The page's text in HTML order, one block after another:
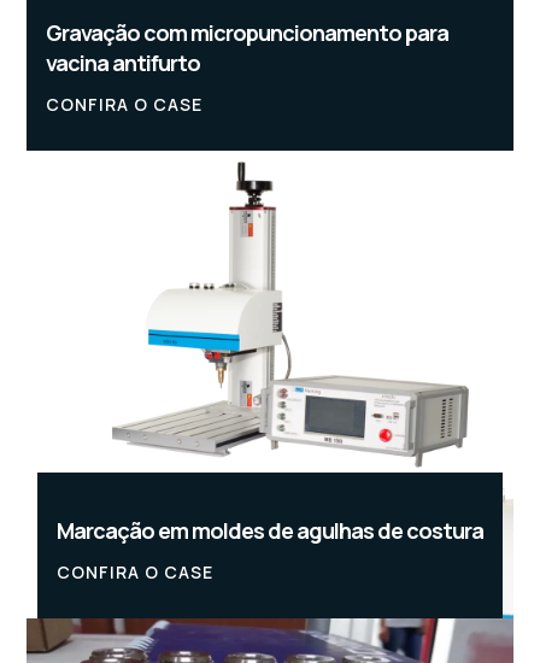
Gravação com micropuncionamento para
vacina antifurto
CONFIRA O CASE
Marcação em moldes de agulhas de costura
CONFIRA O CASE